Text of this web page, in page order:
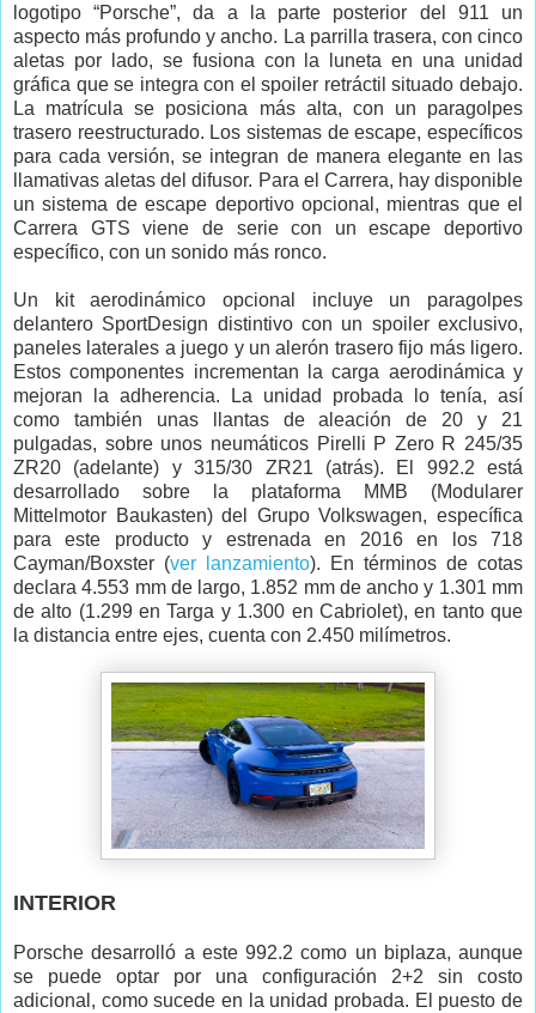
logotipo “Porsche”, da a la parte posterior del 911 un
aspecto más profundo y ancho. La parrilla trasera, con cinco
aletas por lado, se fusiona con la luneta en una unidad
gráfica que se integra con el spoiler retráctil situado debajo.
La matrícula se posiciona más alta, con un paragolpes
trasero reestructurado. Los sistemas de escape, específicos
para cada versión, se integran de manera elegante en las
llamativas aletas del difusor. Para el Carrera, hay disponible
un sistema de escape deportivo opcional, mientras que el
Carrera GTS viene de serie con un escape deportivo
específico, con un sonido más ronco.
Un kit aerodinámico opcional incluye un paragolpes
delantero SportDesign distintivo con un spoiler exclusivo,
paneles laterales a juego y un alerón trasero fijo más ligero.
Estos componentes incrementan la carga aerodinámica y
mejoran la adherencia. La unidad probada lo tenía, así
como también unas llantas de aleación de 20 y 21
pulgadas, sobre unos neumáticos Pirelli P Zero R 245/35
ZR20 (adelante) y 315/30 ZR21 (atrás). El 992.2 está
desarrollado sobre la plataforma MMB (Modularer
Mittelmotor Baukasten) del Grupo Volkswagen, específica
para este producto y estrenada en 2016 en los 718
Cayman/Boxster (ver lanzamiento). En términos de cotas
declara 4.553 mm de largo, 1.852 mm de ancho y 1.301 mm
de alto (1.299 en Targa y 1.300 en Cabriolet), en tanto que
la distancia entre ejes, cuenta con 2.450 milímetros.
INTERIOR
Porsche desarrolló a este 992.2 como un biplaza, aunque
se puede optar por una configuración 2+2 sin costo
adicional, como sucede en la unidad probada. El puesto de